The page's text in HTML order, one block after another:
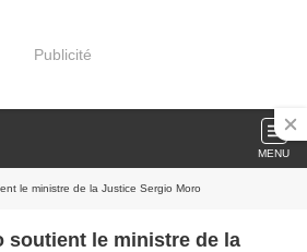
Publicité
MENU
le ministre de la Justice Sergio Moro
soutient le ministre de la